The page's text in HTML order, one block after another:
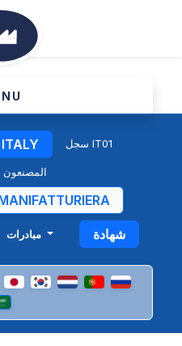
سجل IT01
المصنعون
شهادة
وزارة طاولة